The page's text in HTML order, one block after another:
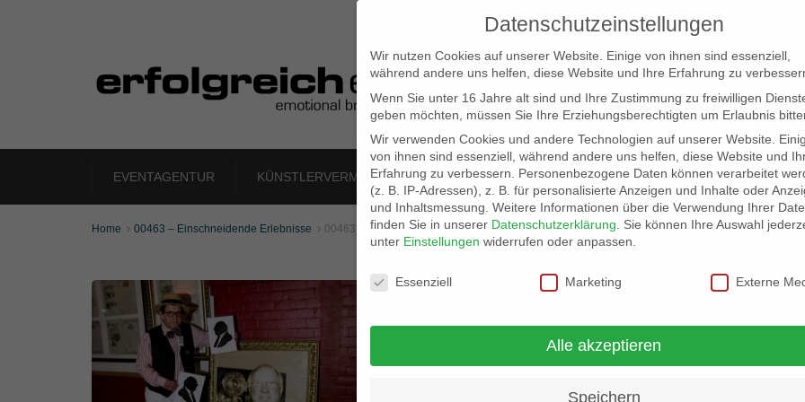
EVENTAGENTUR KÜNSTLERVERMITTLUNG LOCATION SCOUT ELB-LOCATION: PANORAMA
Home  00463 – Einschneidende Erlebnisse  00463_kl_03
Datenschutzeinstellungen
Wir nutzen Cookies auf unserer Website. Einige von ihnen sind essenziell,
während andere uns helfen, diese Website und Ihre Erfahrung zu
Wenn Sie unter 16 Jahre alt sind und Ihre Zustimmung zu freiwilligen
geben möchten, müssen Sie Ihre Erziehungsberechtigten um Erlaubnis
Wir verwenden Cookies und andere Technologien auf unserer Website.
von ihnen sind essenziell, während andere uns helfen, diese Website und
Erfahrung zu verbessern.
Personenbezogene Daten können verarbeitet
(z. B. IP-Adressen), z. B. für personalisierte Anzeigen und Inhalte oder
und Inhaltsmessung. Weitere Informationen über die Verwendung Ihrer
finden Sie in unserer Datenschutzerklärung
Sie können Ihre Auswahl
unter Einstellungen widerrufen oder anpassen.
Datenschutzeinstellungen
Essenziell Marketing Externe
Alle akzeptieren
Speichern